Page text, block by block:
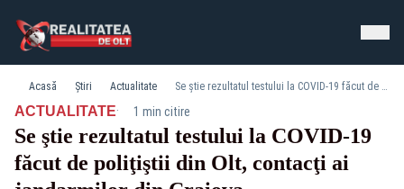
Acasă Știri Actualitate Se ştie rezultatul testului la COVID-19 făcut de poliţiştii din Olt, contacţi ai jandarmilor din Craiova
ACTUALITATE· 1 min citire
Se ştie rezultatul testului la COVID-19
făcut de poliţiştii din Olt, contacţi ai